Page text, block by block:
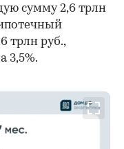
сумму 2,6 трлн
ипотечный
трлн руб.,
3,5%.